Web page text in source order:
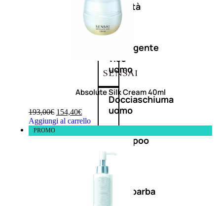
Antietà
uomo
Detergente
viso
uomo
Docciaschiuma
uomo
Shampoo
uomo
Dopobarba
Absolute Silk Cream 40ml
193,00€ 154,40€
Aggiungi al carrello
PROMO